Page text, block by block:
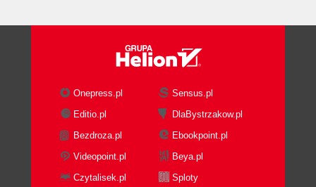
Onepress.pl
Sensus.pl
Editio.pl
DlaBystrzakow.pl
Bezdroza.pl
Ebookpoint.pl
Videopoint.pl
Beya.pl
Czytalisek.pl
Sploty